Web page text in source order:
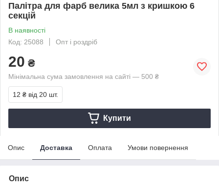
Палітра для фарб велика 5мл з кришкою 6
секцій
В наявності
Код: 25088
Опт і роздріб
20 ₴
Мінімальна сума замовлення на сайті — 500 ₴
12 ₴ від 20 шт.
Купити
Опис Доставка Оплата Умови повернення
Опис